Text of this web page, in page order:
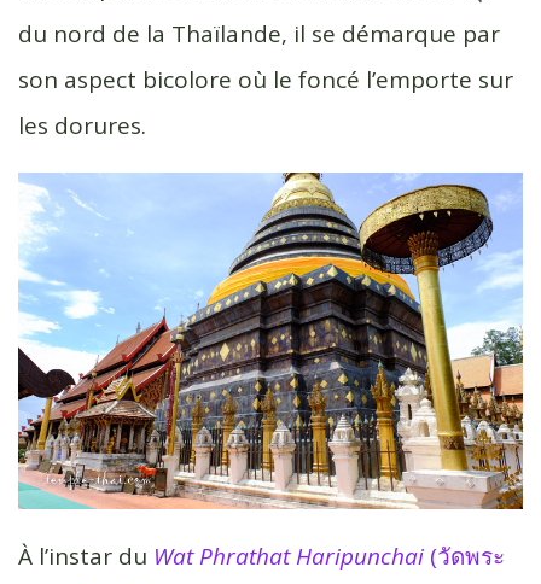
du nord de la Thaïlande, il se démarque par
son aspect bicolore où le foncé l’emporte sur
les dorures.
À l’instar du Wat Phrathat Haripunchai (วัดพระ